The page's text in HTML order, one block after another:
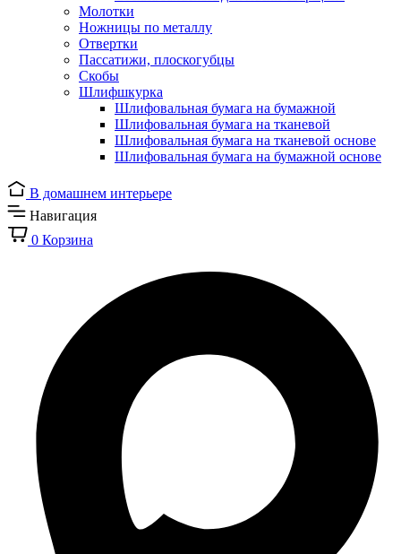
Молотки
Ножницы по металлу
Отвертки
Пассатижи, плоскогубцы
Скобы
Шлифшкурка
Шлифовальная бумага на бумажной
Шлифовальная бумага на тканевой
Шлифовальная бумага на тканевой основе
Шлифовальная бумага на бумажной основе
В домашнем интерьере
Навигация
0 Корзина